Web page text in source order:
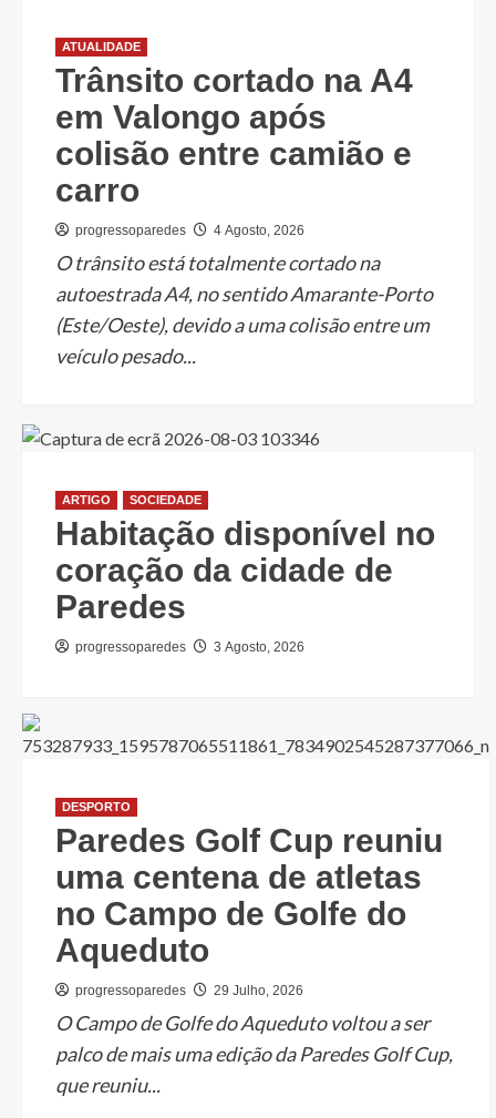
ATUALIDADE
Trânsito cortado na A4
em Valongo após
colisão entre camião e
carro
progressoparedes 4 Agosto, 2026
O trânsito está totalmente cortado na
autoestrada A4, no sentido Amarante-Porto
(Este/Oeste), devido a uma colisão entre um
veículo pesado...
ARTIGO SOCIEDADE
Habitação disponível no
coração da cidade de
Paredes
progressoparedes 3 Agosto, 2026
DESPORTO
Paredes Golf Cup reuniu
uma centena de atletas
no Campo de Golfe do
Aqueduto
progressoparedes 29 Julho, 2026
O Campo de Golfe do Aqueduto voltou a ser
palco de mais uma edição da Paredes Golf Cup,
que reuniu...